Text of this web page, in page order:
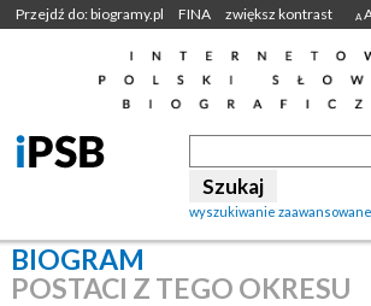
Przejdź do: biogramy.pl FINA zwiększ kontrast A
wyszukiwanie zaawansowane
BIOGRAM
POSTACI Z TEGO OKRESU